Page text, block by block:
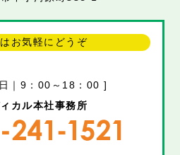
お気軽にどうぞ
｜9：00～18：00 ]
カル本社事務所